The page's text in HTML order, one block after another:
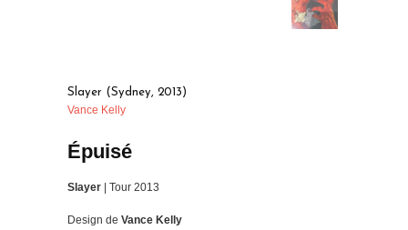
Slayer (Sydney, 2013)
Vance Kelly
Épuisé
Slayer | Tour 2013
Design de Vance Kelly